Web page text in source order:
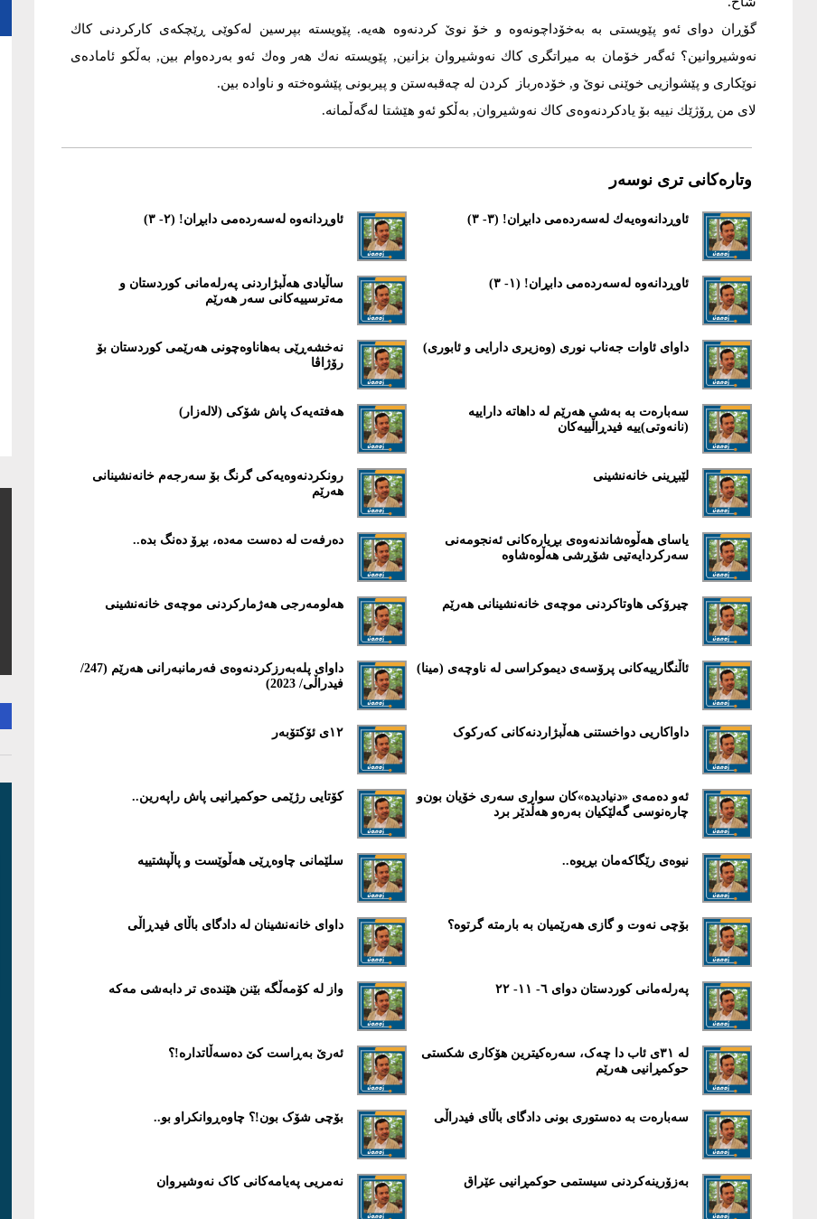
گۆڕان دوای ئه‌و پێویستی به‌ به‌خۆداچونه‌وه‌ و خۆ نوێ كردنه‌وه‌ هه‌یه‌. پێویسته‌ بپرسین له‌كوێی ڕێچكه‌ی كاركردنی كاك
نه‌وشیروانین؟ ئه‌گه‌ر خۆمان به‌ میراتگری كاك نه‌وشیروان بزانین, پێویسته‌ نه‌ك هه‌ر وه‌ك ئه‌و به‌رده‌وام بین, به‌ڵكو ئاماده‌ی
نوێكاری و پێشوازیی خوێنی نوێ و, خۆده‌رباز كردن له‌ چه‌قبه‌ستن و پیربونی پێشوه‌خته‌ و ناواده‌ بین.
لای من‌ ڕۆژێك نییه‌ بۆ یادكردنه‌وه‌ی كاك نه‌وشیروان, به‌ڵكو ئه‌و هێشتا له‌گه‌ڵمانه‌.
وتارەکانی تری نوسەر
ئاوڕدانه‌وه‌یه‌ك لەسەردەمی دابڕان! (٣- ٣) ئاوڕدانەوە لەسەردەمی دابڕان! (٢- ٣)
ئاوڕدانەوە لەسەردەمی دابڕان! (١- ٣)
ساڵیادی هەڵبژاردنی پەرلەمانی کوردستان و
مەترسییەکانی سەر هەرێم
داوای ئاوات جەناب نوری (وەزیری دارایی و ئابوری)
نەخشەڕێی بەهاناوەچونی هەرێمی کوردستان بۆ
رۆژاڤا
سەبارەت بە بەشی هەرێم لە داهاتە داراییە
(نانەوتی)ییە فیدڕاڵییەکان
هەفتەیەک پاش شۆکی (لالەزار)
لێبڕینی خانەنشینی
رونکردنەوەیەکی گرنگ بۆ سەرجەم خانەنشینانی
هەرێم
یاسای هەڵوەشاندنەوەی بڕیارەکانی ئەنجومەنی
سەرکردایەتیی شۆڕشی هەڵوەشاوە
دەرفەت لە دەست مەدە، بڕۆ دەنگ بدە..
چیرۆکی ھاوتاکردنی موچەی خانەنشینانی ھەرێم هەلومەرجی هەژمارکردنی موچەی خانەنشینی
ئاڵنگارییەکانی پرۆسەی دیموکراسی لە ناوچەی (مینا)
داوای پلەبەرزکردنەوەی فەرمانبەرانی هەرێم (247/
فیدراڵی/ 2023)
داواکاریی دواخستنی هەڵبژاردنەکانی کەرکوک ١٢ی ئۆکتۆبەر
ئەو دەمەی «دنیادیدە»کان سواری سەری خۆیان بون‌و
چارەنوسی گەلێکیان بەرەو ھەڵدێر برد
کۆتایی رژێمی حوکمڕانیی پاش راپەرین..
نیوەی رێگاکەمان بڕیوە.. سلێمانی چاوەڕێی ھەڵوێست و پاڵپشتییە
بۆچی نەوت و گازی هەرێمیان بە بارمتە گرتوە؟ داوای خانەنشینان لە دادگای باڵای فیدڕاڵی
پەرلەمانی کوردستان دوای ٦- ١١- ٢٢ واز لە کۆمەڵگە بێنن هێندەی تر دابەشی مەکە
لە ٣١ی ئاب دا چەک، سەرەکیترین هۆکاری شکستی
حوکمڕانیی هەرێم
ئەرێ بەڕاست کێ دەسەڵاتدارە!؟
سەبارەت بە دەستوری بونی دادگای باڵای فیدراڵی بۆچی شۆک بون!؟ چاوەڕوانکراو بو..
بەزۆرینەکردنی سیستمی حوکمڕانیی عێراق نەمریی پەیامەکانی کاک نەوشیروان